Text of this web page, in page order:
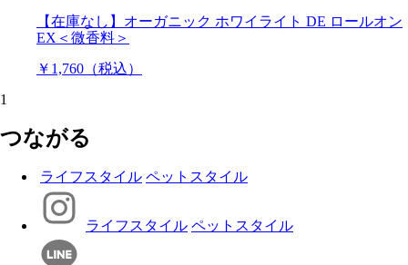
【在庫なし】オーガニック ホワイライト DE ロールオン
EX＜微香料＞
￥1,760（税込）
1
つながる
ライフスタイル ペットスタイル
ライフスタイル ペットスタイル